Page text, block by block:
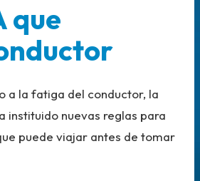
que
a la fatiga del conductor, la
instituido nuevas reglas para
puede viajar antes de tomar